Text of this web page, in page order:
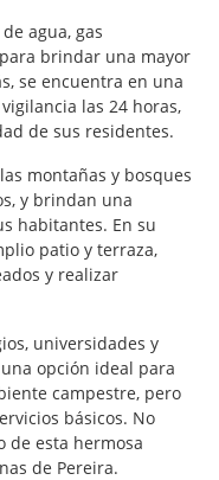
agua, gas
brindar una mayor
se encuentra en una
las 24 horas,
de sus residentes.
montañas y bosques
y brindan una
habitantes. En su
patio y terraza,
y realizar
universidades y
opción ideal para
campestre, pero
básicos. No
de esta hermosa
de Pereira.